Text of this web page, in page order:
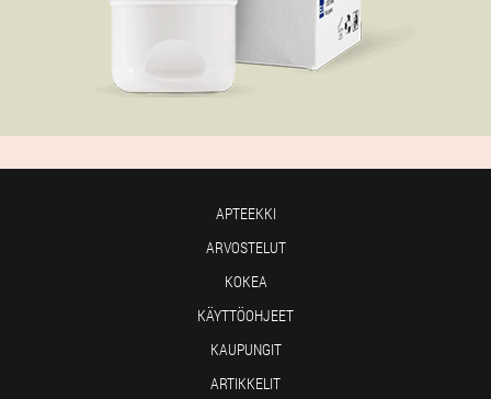
APTEEKKI
ARVOSTELUT
KOKEA
KÄYTTÖOHJEET
KAUPUNGIT
ARTIKKELIT